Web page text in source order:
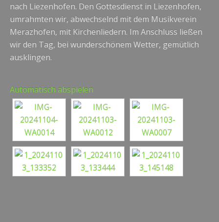
nach Liezenhofen. Den Gottesdienst in Liezenhofen,
umrahmten wir, abwechselnd mit dem Musikverein
Merazhofen, mit Kirchenliedern. Im Anschluss ließen
wir den Tag, bei wunderschönem Wetter, gemütlich
ausklingen.
Automatisch abspielen